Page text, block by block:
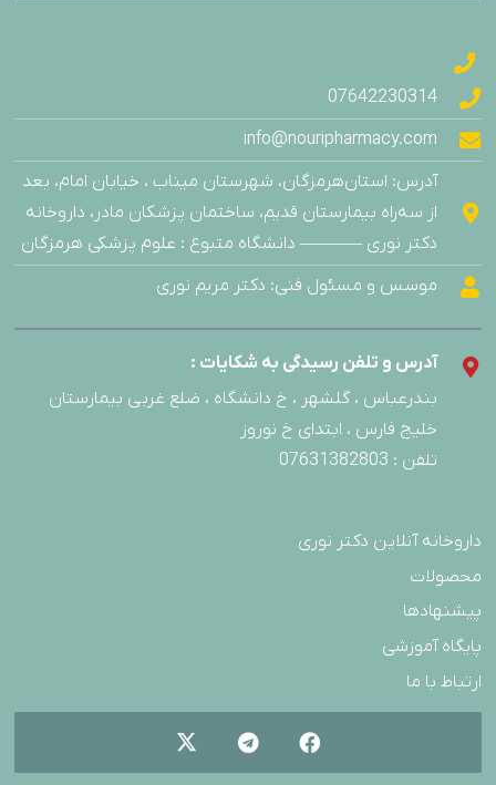
07642230314
info@nouripharmacy.com
آدرس: استان‌هرمزگان، شهرستان میناب ، خیابان امام، بعد
از سه‌راه بیمارستان قدیم، ساختمان پزشکان مادر، داروخانه
دکتر نوری ———– دانشگاه متبوع : علوم پزشکی هرمزگان
موسس و مسئول فنی: دکتر مریم نوری
آدرس و تلفن رسیدگی به شکایات :
بندرعباس ، گلشهر ، خ دانشگاه ، ضلع غربی بیمارستان
خلیج فارس ، ابتدای خ نوروز
تلفن : 07631382803
داروخانه آنلاین دکتر نوری
محصولات
پیشنهادها
پایگاه آموزشی
ارتباط با ما